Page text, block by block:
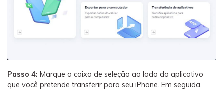
Passo 4: Marque a caixa de seleção ao lado do aplicativo
que você pretende transferir para seu iPhone. Em seguida,